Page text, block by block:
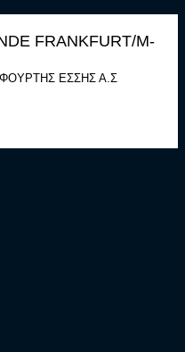
FRANKFURT/M-
ΕΣΣΗΣ Α.Σ